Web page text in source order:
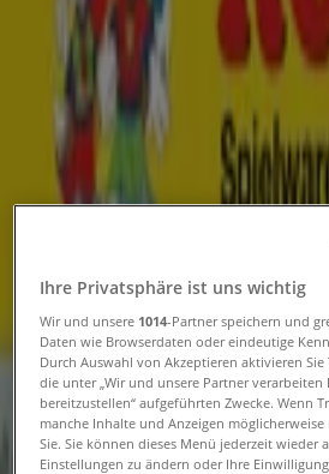
Hörzentren Restaurants Bücher
und Versicherungen
Jako O - Gutscheine,
Angebote
Spielzeug und Baby Angebote
Jako O
Andere Spielzeug
Geschäfte in Ihrer
Ihre Privatsphäre ist uns wichtig
Wir und unsere 1014-Partner speichern und
Daten wie Browserdaten oder eindeutige
Durch Auswahl von Akzeptieren aktivieren
die unter „Wir und unsere Partner
bereitzustellen“ aufgeführten Zwecke. Wenn
manche Inhalte und Anzeigen
Sie. Sie können dieses Menü jederzeit wieder
Einstellungen zu ändern oder Ihre